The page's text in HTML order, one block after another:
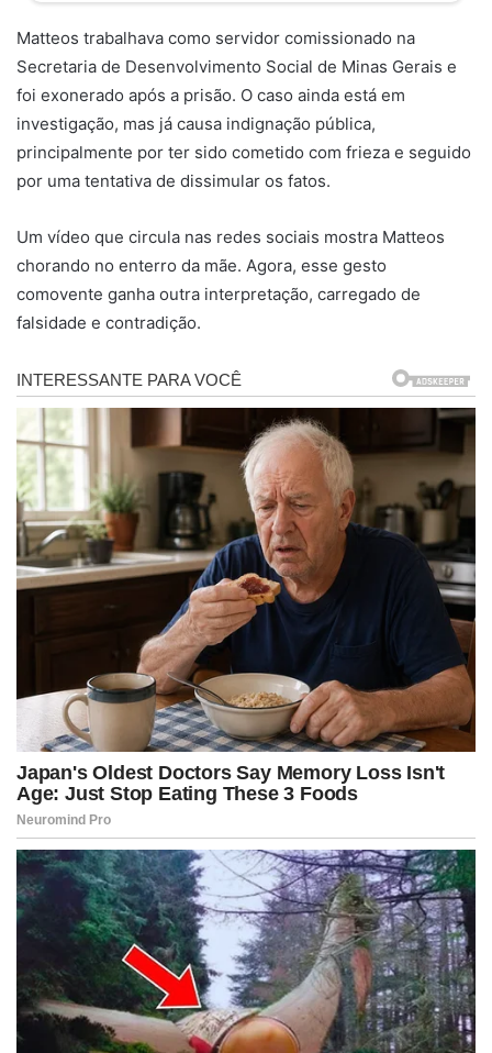
Matteos trabalhava como servidor comissionado na
Secretaria de Desenvolvimento Social de Minas Gerais e
foi exonerado após a prisão. O caso ainda está em
investigação, mas já causa indignação pública,
principalmente por ter sido cometido com frieza e seguido
por uma tentativa de dissimular os fatos.
Um vídeo que circula nas redes sociais mostra Matteos
chorando no enterro da mãe. Agora, esse gesto
comovente ganha outra interpretação, carregado de
falsidade e contradição.